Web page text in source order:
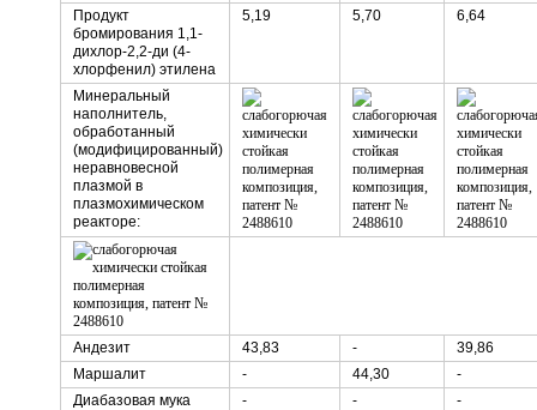
Продукт
бромирования 1,1-
дихлор-2,2-ди (4-
хлорфенил) этилена
5,19 5,70 6,64
Минеральный
наполнитель,
обработанный
(модифицированный)
неравновесной
плазмой в
плазмохимическом
реакторе:
Андезит 43,83 -
39,86
Маршалит
- 44,30
-
Диабазовая мука
- - -